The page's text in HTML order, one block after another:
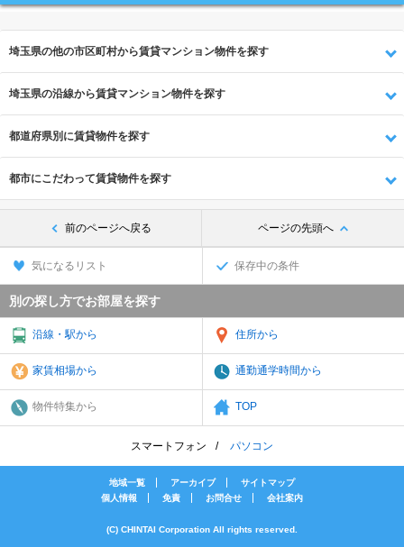
埼玉県の他の市区町村から賃貸マンション物件を探す
埼玉県の沿線から賃貸マンション物件を探す
都道府県別に賃貸物件を探す
都市にこだわって賃貸物件を探す
前のページへ戻る ページの先頭へ
気になるリスト 保存中の条件
別の探し方でお部屋を探す
沿線・駅から 住所から
家賃相場から 通勤通学時間から
物件特集から TOP
スマートフォン パソコン
地域一覧 アーカイブ
サイトマップ
個人情報
免責 お問合せ 会社案内
(C) CHINTAI Corporation All rights reserved.